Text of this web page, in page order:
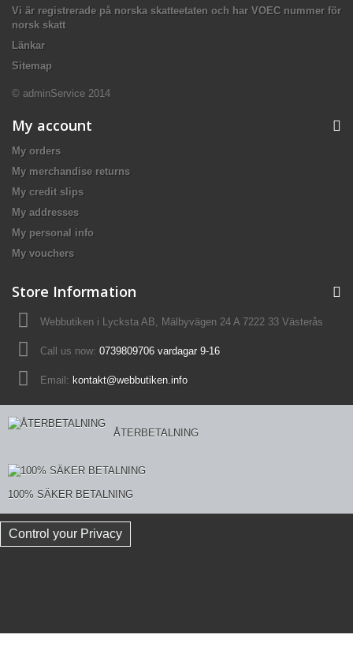
Vi är registrerade på norska skatteetaten och har VOEC nummer för
norsk skatt
Länkar
Sitemap
© adminService 2014
My account
My orders
My merchandise returns
My credit slips
My addresses
My personal info
My vouchers
Store Information
Webbutiken i Lycksta AB, Mälbyvägen 24 A 7222 33 Västerås
Call us now: 0739809706 vardagar 9-16
Email: kontakt@webbutiken.info
ÅTERBETALNING
100% SÄKER BETALNING
Control your Privacy